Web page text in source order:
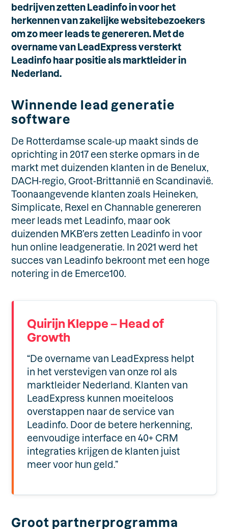
bedrijven zetten Leadinfo in voor het
herkennen van zakelijke websitebezoekers
om zo meer leads te genereren. Met de
overname van LeadExpress versterkt
Leadinfo haar positie als marktleider in
Nederland.
Winnende lead generatie
software
De Rotterdamse scale-up maakt sinds de
oprichting in 2017 een sterke opmars in de
markt met duizenden klanten in de Benelux,
DACH-regio, Groot-Brittannië en Scandinavië.
Toonaangevende klanten zoals Heineken,
Simplicate, Rexel en Channable genereren
meer leads met Leadinfo, maar ook
duizenden MKB’ers zetten Leadinfo in voor
hun online leadgeneratie. In 2021 werd het
succes van Leadinfo bekroont met een hoge
notering in de Emerce100.
Quirijn Kleppe – Head of
Growth
“De overname van LeadExpress helpt
in het verstevigen van onze rol als
marktleider Nederland. Klanten van
LeadExpress kunnen moeiteloos
overstappen naar de service van
Leadinfo. Door de betere herkenning,
eenvoudige interface en 40+ CRM
integraties krijgen de klanten juist
meer voor hun geld.”
Groot partnerprogramma